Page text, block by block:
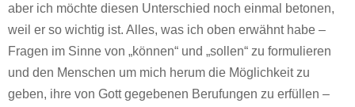
aber ich möchte diesen Unterschied noch einmal betonen,
weil er so wichtig ist. Alles, was ich oben erwähnt habe –
Fragen im Sinne von „können“ und „sollen“ zu formulieren
und den Menschen um mich herum die Möglichkeit zu
geben, ihre von Gott gegebenen Berufungen zu erfüllen –